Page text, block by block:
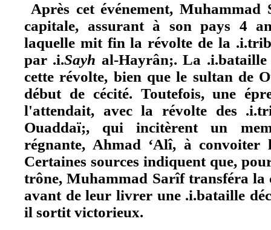
Après cet événement,
capitale, assurant à son pays 4
laquelle mit fin la révolte de la
par .i.Sayh al-Hayrân;. La
cette révolte, bien que le sultan de
début de cécité. Toutefois, une
l'attendait, avec la révolte des
Ouaddaï;, qui incitèrent un
régnante, Ahmad ‘Alî, à convoiter
Certaines sources indiquent que,
trône, Muhammad Sarîf transféra la
avant de leur livrer une .i.bataille
il sortit victorieux.